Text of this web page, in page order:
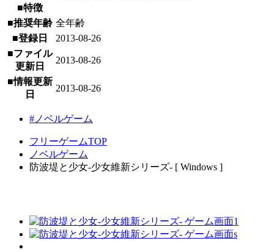
■特徴
■推奨年齢 全年齢
■登録日
2013-08-26
■ファイル
更新日
2013-08-26
■情報更新
日
2013-08-26
#ノベルゲーム
フリーゲームTOP
ノベルゲーム
防波堤と少女-少女維新シリーズ- [ Windows ]